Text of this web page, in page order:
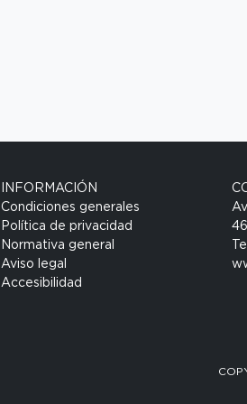
INFORMACIÓN
Condiciones generales
Política de privacidad
Normativa general
Aviso legal
Accesibilidad